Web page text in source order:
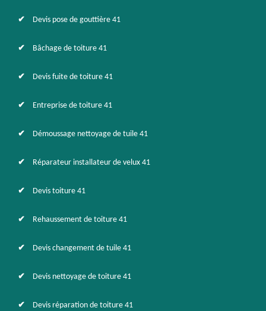
Devis pose de gouttière 41
Bâchage de toiture 41
Devis fuite de toiture 41
Entreprise de toiture 41
Démoussage nettoyage de tuile 41
Réparateur installateur de velux 41
Devis toiture 41
Rehaussement de toiture 41
Devis changement de tuile 41
Devis nettoyage de toiture 41
Devis réparation de toiture 41